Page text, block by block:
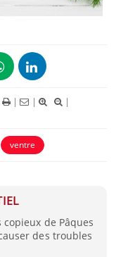
| |
|
ventre
copieux de Pâques
des troubles